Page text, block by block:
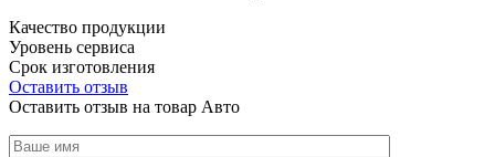
Качество продукции
Уровень сервиса
Срок изготовления
Оставить отзыв
Оставить отзыв на товар Авто